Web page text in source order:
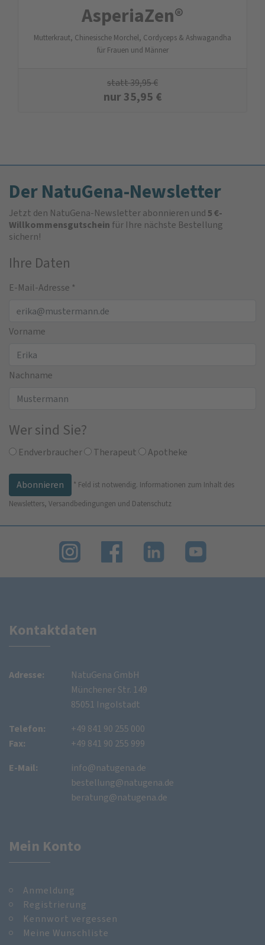
AsperiaZen®
Mutterkraut, Chinesische Morchel, Cordyceps & Ashwagandha
für Frauen und Männer
statt39,95€
nur35,95 €
Der NatuGena-Newsletter
Jetzt den NatuGena-Newsletter abonnieren und5 €-
Willkommensgutschein für Ihre nächste Bestellung
sichern!
Ihre Daten
E-Mail-Adresse *
Vorname
Nachname
Wer sind Sie?
Endverbraucher Therapeut Apotheke
* Feld ist notwendig. Informationen zum Inhalt des
Newsletters, Versandbedingungen und Datenschutz
Kontaktdaten
Adresse:
NatuGena GmbH
Münchener Str. 149
85051 Ingolstadt
Telefon:
Fax:
+49 841 90 255 000
+49 841 90 255 999
E-Mail:
info@natugena.de
bestellung@natugena.de
beratung@natugena.de
Mein Konto
Anmeldung
Registrierung
Kennwort vergessen
Meine Wunschliste